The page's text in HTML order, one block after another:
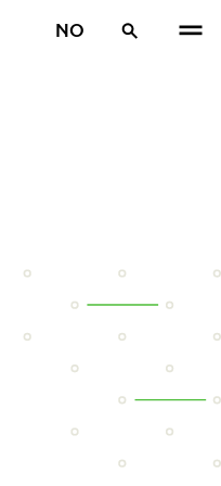
NO